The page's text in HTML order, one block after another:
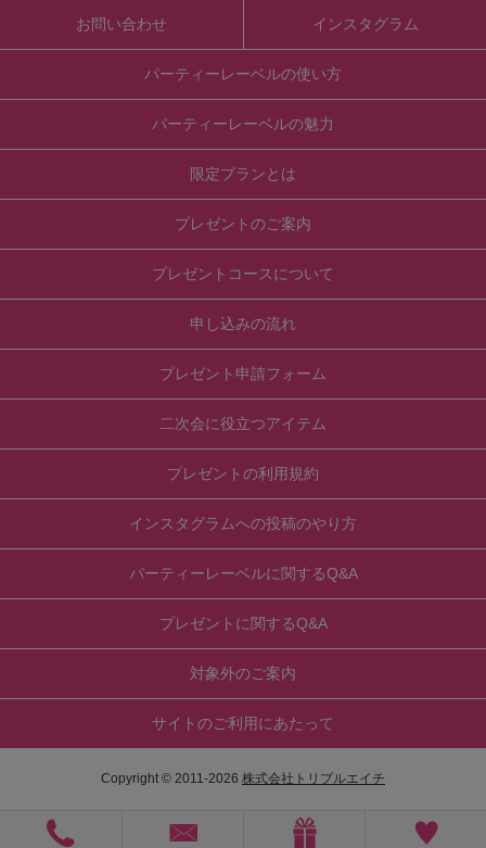
お問い合わせ インスタグラム
パーティーレーベルの使い方
パーティーレーベルの魅力
限定プランとは
プレゼントのご案内
プレゼントコースについて
申し込みの流れ
プレゼント申請フォーム
二次会に役立つアイテム
プレゼントの利用規約
インスタグラムへの投稿のやり方
パーティーレーベルに関するQ&A
プレゼントに関するQ&A
対象外のご案内
サイトのご利用にあたって
Copyright © 2011-2026 株式会社トリプルエイチ